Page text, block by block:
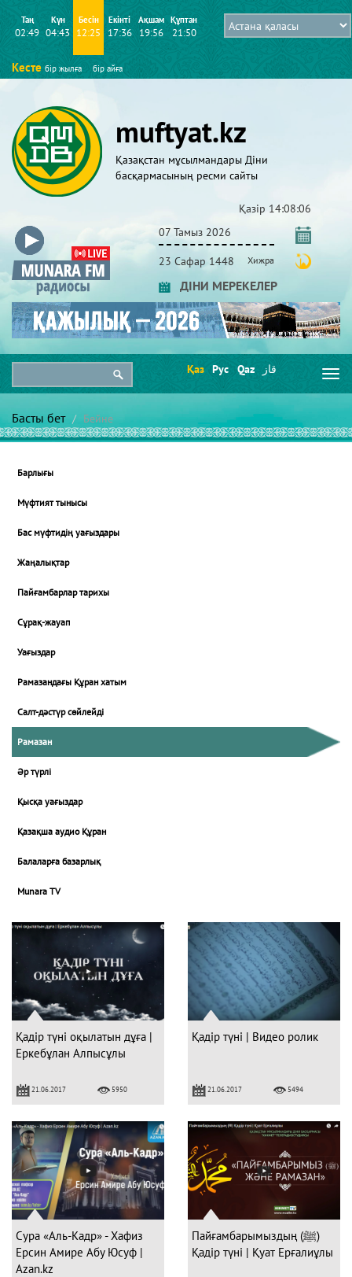
Таң
02:49
Күн
04:43
Бесін
12:25
Екінті
17:36
Ақшам
19:56
Құптан
21:50
Кесте бір жылға бір айға
muftyat.kz
Қазақстан мұсылмандары Діни
басқармасының ресми сайты
Қазір 14:08:07
07 Тамыз 2026
23 Сафар 1448 Хижра
ДІНИ МЕРЕКЕЛЕР
Қаз Рус Qaz قاز
Басты бет Бейне
Барлығы
Мүфтият тынысы
Бас мүфтидің уағыздары
Жаңалықтар
Пайғамбарлар тарихы
Сұрақ-жауап
Уағыздар
Рамазандағы Құран хатым
Салт-дәстүр сөйлейді
Рамазан
Әр түрлі
Қысқа уағыздар
Қазақша аудио Құран
Балаларға базарлық
Munara TV
Қадір түні оқылатын дұға |
Еркебұлан Алпысұлы
21.06.2017 5950
Қадір түні | Видео ролик
21.06.2017 5494
Сура «Аль-Кадр» - Хафиз
Ерсин Амире Абу Юсуф |
Azan.kz
Пайғамбарымыздың (ﷺ)
Қадір түні | Қуат Ерғалиұлы